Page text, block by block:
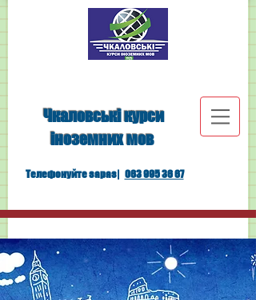
Чкаловські курси
іноземних мов
Телефонуйте зараз| 063 995 36 67